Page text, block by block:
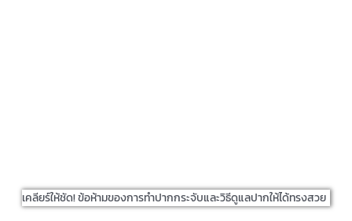
เคลียร์ให้ชัด! ข้อห้ามของการทำปากกระจับและวิธีดูแลปากให้ได้ทรงสวย